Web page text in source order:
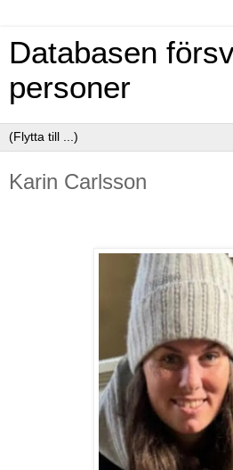
Databasen
personer
Karin Carlsson